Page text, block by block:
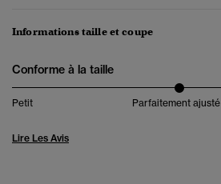
Informations taille et coupe
Conforme à la taille
Petit Parfaitement ajusté
Lire Les Avis